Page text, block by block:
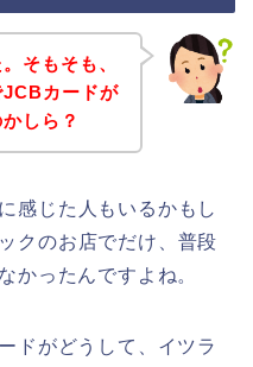
そもそも、
JCBカードが
しら？
感じた人もいるかもし
クのお店でだけ、普段
かったんですよね。
ドがどうして、イツラ